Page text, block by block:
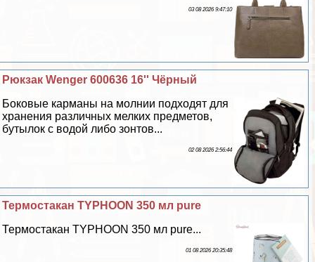
03 08 2026 9:47:10
Рюкзак Wenger 600636 16'' Чёрный
Боковые карманы на молнии подходят для
хранения различных мелких предметов,
бутылок с водой либо зонтов...
02 08 2026 2:56:44
Термостакан TYPHOON 350 мл pure
Термостакан TYPHOON 350 мл pure...
01 08 2026 20:35:48